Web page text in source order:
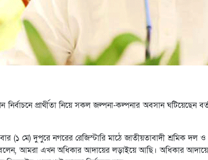
প্রার্থীতা নিয়ে সকল জল্পনা-কল্পনার অবসান ঘটিয়েছেন
(১ মে) দুপুরে নগরের রেজিস্টারি মাঠে জাতীয়তাবাদী শ্রমিক দল
আমরা এখন অধিকার আদায়ের লড়াইয়ে আছি। অধিকার